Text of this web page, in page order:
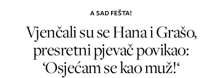
A SAD FEŠTA!
Vjenčali su se Hana i Grašo,
presretni pjevač povikao:
‘Osjećam se kao muž!‘